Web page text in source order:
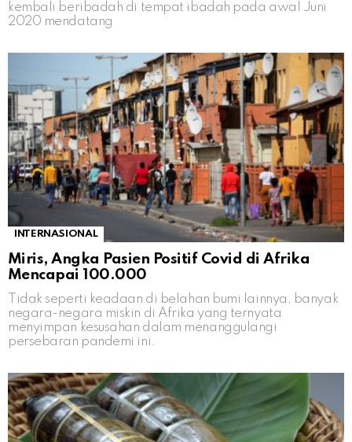
kembali beribadah di tempat ibadah pada awal Juni
2020 mendatang
INTERNASIONAL
Miris, Angka Pasien Positif Covid di Afrika
Mencapai 100.000
Tidak seperti keadaan di belahan bumi lainnya, banyak
negara-negara miskin di Afrika yang ternyata
menyimpan kesusahan dalam menanggulangi
persebaran pandemi ini.